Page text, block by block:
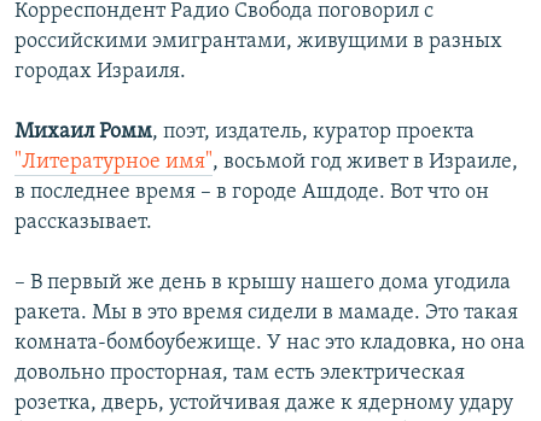
Корреспондент Радио Свобода поговорил с
российскими эмигрантами, живущими в разных
городах Израиля.
Михаил Ромм, поэт, издатель, куратор проекта
"Литературное имя", восьмой год живет в Израиле,
в последнее время – в городе Ашдоде. Вот что он
рассказывает.
– В первый же день в крышу нашего дома угодила
ракета. Мы в это время сидели в мамаде. Это такая
комната-бомбоубежище. У нас это кладовка, но она
довольно просторная, там есть электрическая
розетка, дверь, устойчивая даже к ядерному удару